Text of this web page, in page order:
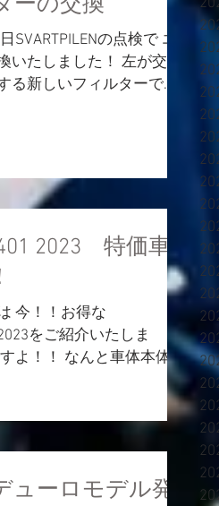
SVARTPILENの点検で エ
いたしました！ 左が交換
る新しいフィルターで
2023 特価車
今！！お得な
をご紹介いたしま
よ！！ なんと車体本体価
円に。 登録済み未使
/メーカー保証は多少進んで
ばっちりです！！...
ューロモデル発